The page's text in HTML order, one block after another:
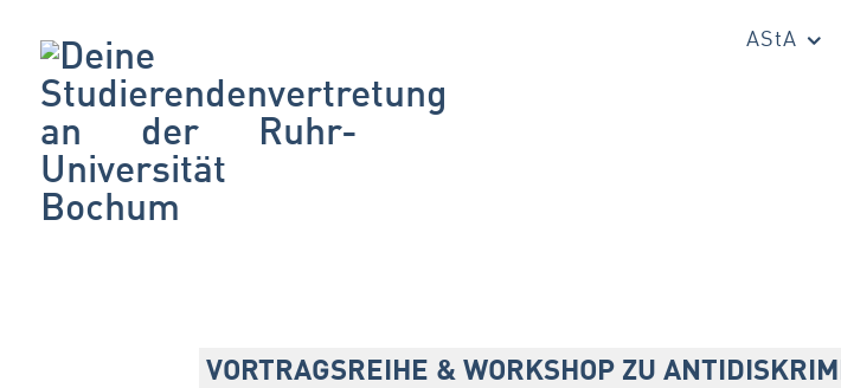
AStA
VORTRAGSREIHE & WORKSHOP ZU